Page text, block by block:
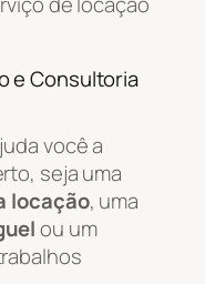
e Consultoria
você a
seja uma
locação, uma
ou um